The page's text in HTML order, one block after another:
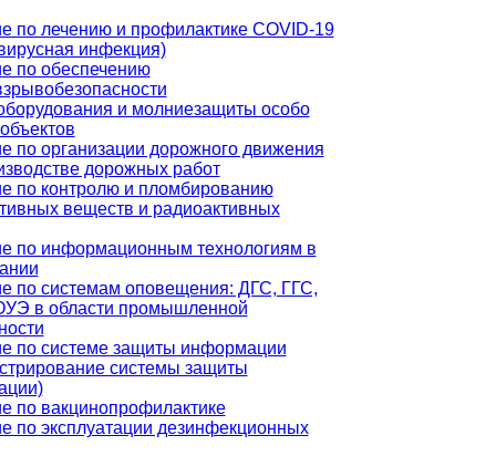
по лечению и профилактике COVID-19
инфекция)
по обеспечению
и молниезащиты особо
по организации дорожного движения
дорожных работ
по контролю и пломбированию
веществ и радиоактивных
по информационным технологиям в
по системам оповещения: ДГС, ГГС,
в области промышленной
по системе защиты информации
системы защиты
по вакцинопрофилактике
по эксплуатации дезинфекционных